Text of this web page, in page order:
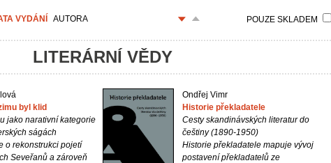
VYDÁNÍ AUTORA POUZE SKLADEM
LITERÁRNÍ VĚDY
byl klid
jako narativní kategorie
ságách
o rekonstrukci pojetí
Seveřanů a zároveň
Ondřej Vimr
Historie překladatele
Cesty skandinávských literatur do
češtiny (1890-1950)
Historie překladatele mapuje vývoj
postavení překladatelů ze